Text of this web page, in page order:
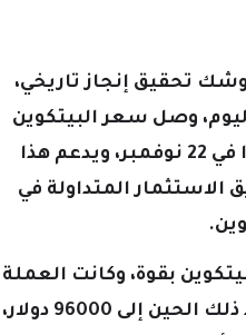
تحقيق إنجاز تاريخي،
من تداولات اليوم، وصل سعر البيتكوين
إلى 95502 دولارًا، بعد أعلى مستوى سابق بلغ 99645 دولارًا في 22 نوفمبر، ويدعم هذا
الاستثمار المتداولة في
بقوة، وكانت العملة
المشفرة تحوم سابقًا حول 92500 دولار ولكنها ارتفعت منذ ذلك الحين إلى 96000 دولار،